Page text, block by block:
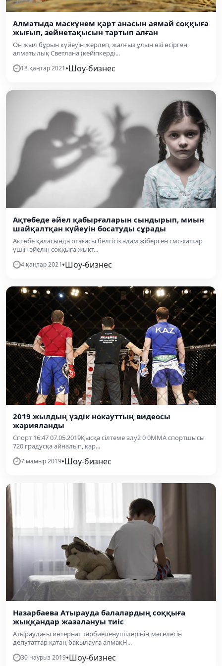
Алматыда маскүнем қарт анасын аямай соққыға
жығып, зейнетақысын тартып алған
Он жыл бұрын күйеуін жерлеп, жалғыз ұлын өзі өсірген
алматылық Светлана (кейіпкерді...
18 қаңтар 2021•Шоу-бизнес
Ақтөбеде әйел қабырғаларын сындырып, миын
шайқалтқан күйеуін босатуды сұрады
Ақтөбе қаласында отағасы белгісіз адам жіберген смс-хаттар
үшін әйелін соққыға жықт...
4 қаңтар 2021•Шоу-бизнес
2019 жылдың үздік нокауттың видеосы
жарияланды
Спорт 16:47 07.05.2019Қысқа сілтеме алу2 0 0ММА спортшысы
720 градусқа айналып, қар...
7 мамыр 2019•Шоу-бизнес
Назарбаева Атырауда балалардың соққыға
жыққандар жазалануы тиіс
Атыраудағы интернат тәрбиеленушілерінің мәселесін
депутаттар қатаң бақылауға алмақН...
30 наурыз 2019•Шоу-бизнес